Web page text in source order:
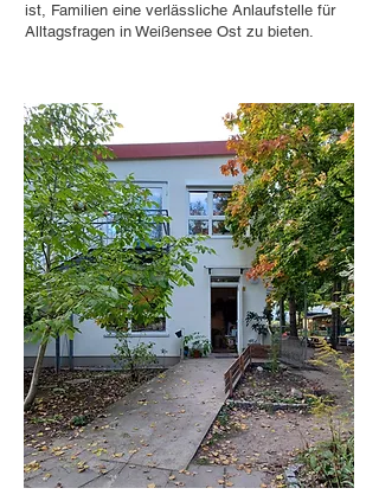
ist, Familien eine verlässliche Anlaufstelle für
Alltagsfragen in Weißensee Ost zu bieten.